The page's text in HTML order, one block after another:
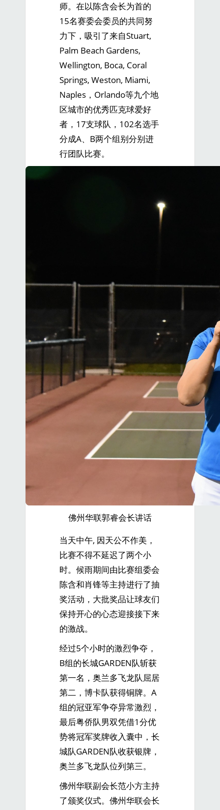
师。在以陈含会长为首的
15名赛委会委员的共同努
力下，吸引了来自Stuart,
Palm Beach Gardens,
Wellington, Boca, Coral
Springs, Weston, Miami,
Naples，Orlando等九个地
区城市的优秀匹克球爱好
者，17支球队，102名选手
分成A、B两个组别分别进
行团队比赛。
佛州华联郭睿会长讲话
当天中午, 因天公不作美，
比赛不得不延迟了两个小
时。候雨期间由比赛组委会
陈含和肖锋等主持进行了抽
奖活动，大批奖品让球友们
保持开心的心态迎接接下来
的激战。
经过5个小时的激烈争夺，
B组的长城GARDEN队斩获
第一名，奥兰多飞龙队屈居
第二，博卡队获得铜牌。A
组的冠亚军争夺异常激烈，
最后粤侨队男双凭借1分优
势将冠军奖牌收入囊中，长
城队GARDEN队收获银牌，
奥兰多飞龙队位列第三。
佛州华联副会长范小方主持
了颁奖仪式。佛州华联会长